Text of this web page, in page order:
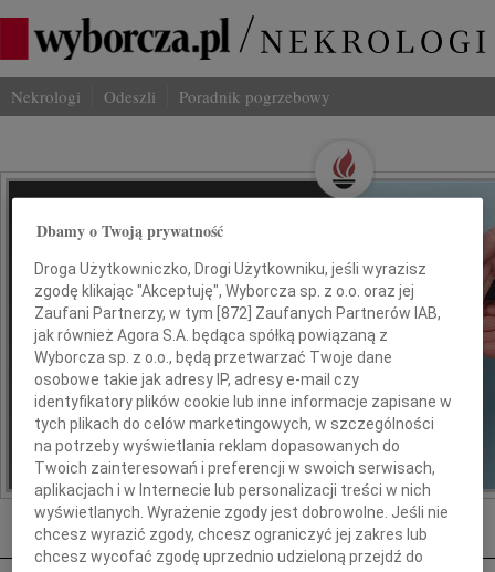
Nekrologi Odeszli Poradnik pogrzebowy
Wspominaj Bliskich
Na Odeszli.pl
Jak ich zapamiętaliśmy? Serwis
odeszli.pl z Grupy Wyborcza, to
możliwość stworzenia unikalnego
wspomnienia. Dziel się nim z rodziną i
przyjaciółmi.
*ogłoszenie
Nekrologi Rzeszów
Dbamy o Twoją prywatność
Droga Użytkowniczko, Drogi Użytkowniku, jeśli wyrazisz
zgodę klikając "Akceptuję", Wyborcza sp. z o.o. oraz jej
Zaufani Partnerzy, w tym [872 ] Zaufanych Partnerów IAB,
jak również Agora S.A. będąca spółką powiązaną z
Wyborcza sp. z o.o., będą przetwarzać Twoje dane
osobowe takie jak adresy IP, adresy e-mail czy
identyfikatory plików cookie lub inne informacje zapisane w
tych plikach do celów marketingowych, w szczególności
na potrzeby wyświetlania reklam dopasowanych do
Twoich zainteresowań i preferencji w swoich serwisach,
aplikacjach i w Internecie lub personalizacji treści w nich
wyświetlanych. Wyrażenie zgody jest dobrowolne. Jeśli nie
chcesz wyrazić zgody, chcesz ograniczyć jej zakres lub
chcesz wycofać zgodę uprzednio udzieloną przejdź do